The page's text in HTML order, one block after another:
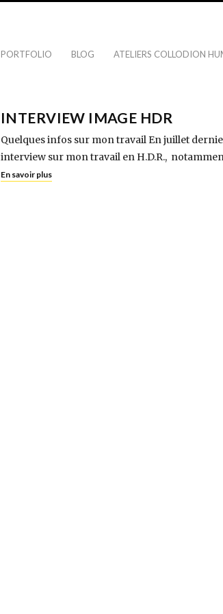
PORTFOLIO BLOG ATELIERS COLLODION
INTERVIEW IMAGE HDR
Quelques infos sur mon travail En juillet
interview sur mon travail en H.D.R.,
En savoir plus